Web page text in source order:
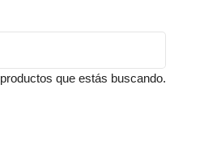
que estás buscando.